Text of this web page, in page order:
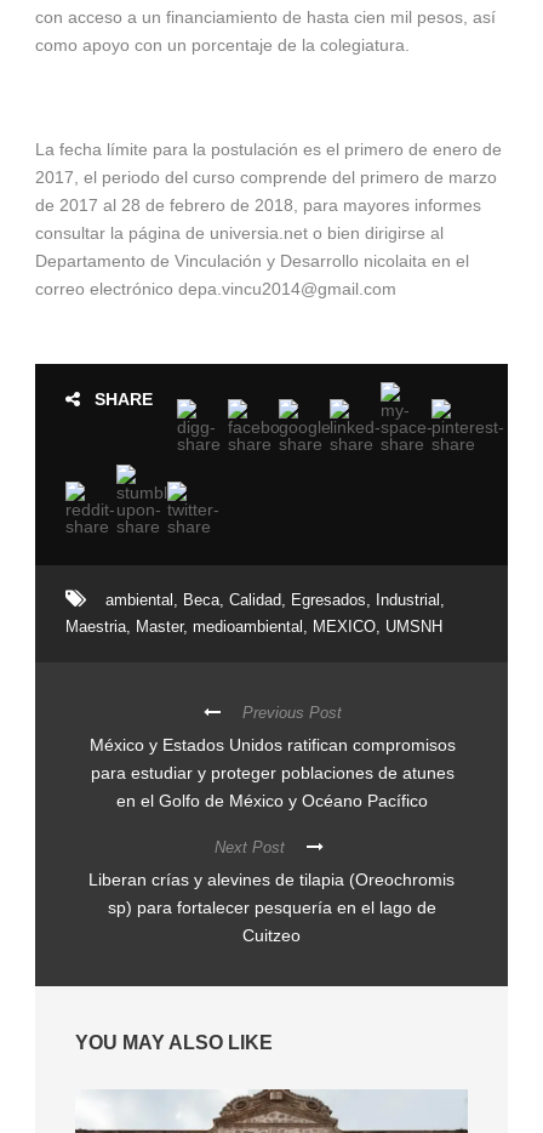
con acceso a un financiamiento de hasta cien mil pesos, así
como apoyo con un porcentaje de la colegiatura.
La fecha límite para la postulación es el primero de enero de
2017, el periodo del curso comprende del primero de marzo
de 2017 al 28 de febrero de 2018, para mayores informes
consultar la página de universia.net o bien dirigirse al
Departamento de Vinculación y Desarrollo nicolaita en el
correo electrónico depa.vincu2014@gmail.com
SHARE
ambiental Beca Calidad Egresados Industrial
Maestria
Master, medioambiental MEXICO UMSNH
Previous Post
México y Estados Unidos ratifican compromisos
para estudiar y proteger poblaciones de atunes
en el Golfo de México y Océano Pacífico
Next Post
Liberan crías y alevines de tilapia (Oreochromis
sp) para fortalecer pesquería en el lago de
Cuitzeo
YOU MAY ALSO LIKE